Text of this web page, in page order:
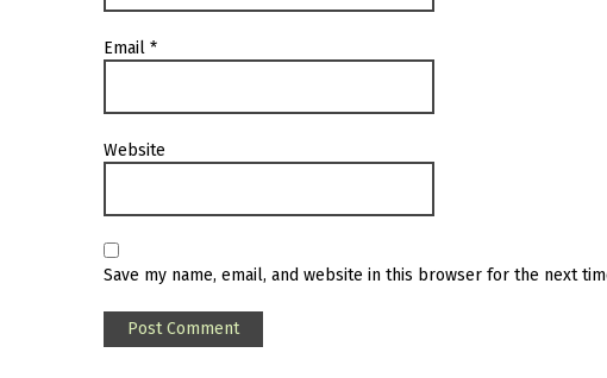
Email *
Website
Save my name, email, and website in this browser for the next